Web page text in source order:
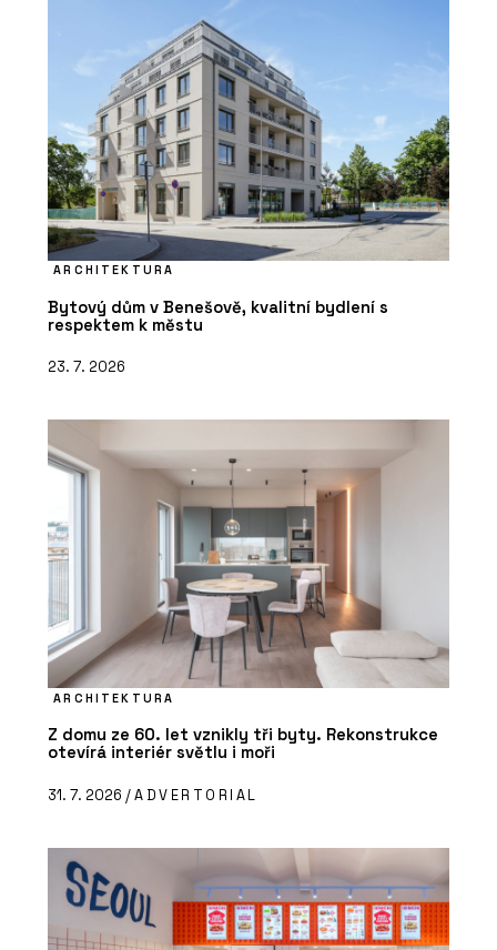
ARCHITEKTURA
Bytový dům v Benešově, kvalitní bydlení s
respektem k městu
23. 7. 2026
ARCHITEKTURA
Z domu ze 60. let vznikly tři byty. Rekonstrukce
otevírá interiér světlu i moři
31. 7. 2026 /ADVERTORIAL